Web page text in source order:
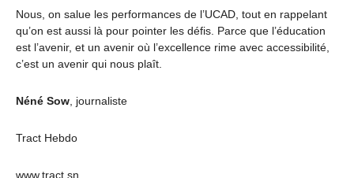
Nous, on salue les performances de l’UCAD, tout en rappelant
qu’on est aussi là pour pointer les défis. Parce que l’éducation
est l’avenir, et un avenir où l’excellence rime avec accessibilité,
c’est un avenir qui nous plaît.
Néné Sow, journaliste
Tract Hebdo
www.tract.sn